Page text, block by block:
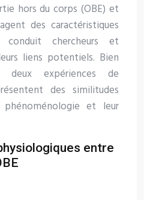
hors du corps (OBE) et
des caractéristiques
chercheurs et
liens potentiels. Bien
expériences de
des similitudes
et leur
entre